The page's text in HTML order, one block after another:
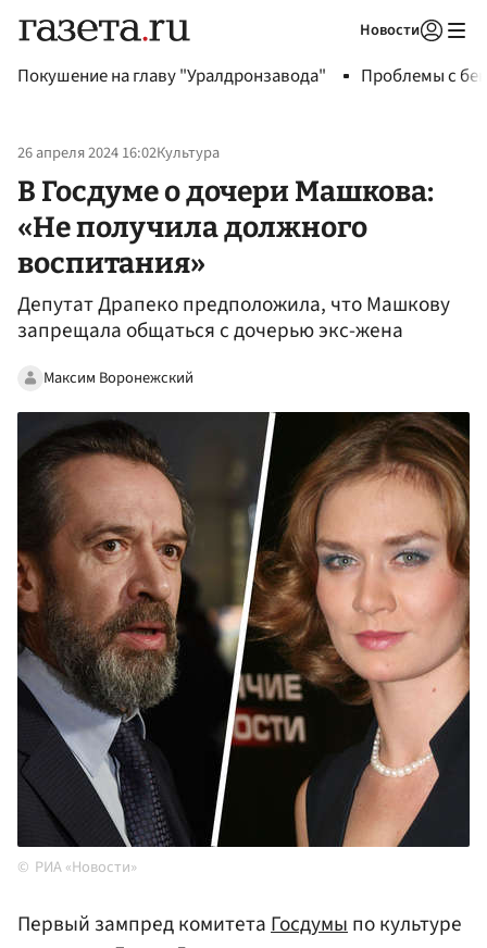
Новости
Покушение на главу "Уралдронзавода" Проблемы с
26 апреля 2024 16:02Культура
В Госдуме о дочери Машкова:
«Не получила должного
воспитания»
Депутат Драпеко предположила, что Машкову
запрещала общаться с дочерью экс-жена
Максим Воронежский
РИА «Новости»
Первый зампред комитетаГосдумыпо культуре